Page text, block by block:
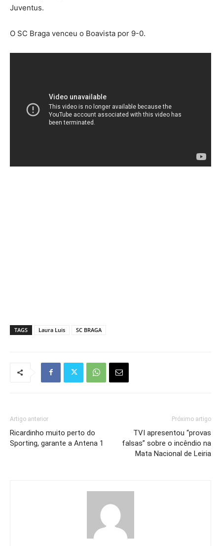
Juventus.
O SC Braga venceu o Boavista por 9-0.
TAGS Laura Luis SC BRAGA
Artigo anterior
Ricardinho muito perto do
Sporting, garante a Antena 1
Próximo artigo
TVI apresentou “provas
falsas” sobre o incêndio na
Mata Nacional de Leiria